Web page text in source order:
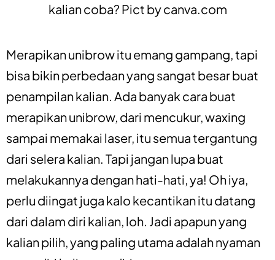
kalian coba? Pict bycanva.com
Merapikan unibrow itu emang gampang, tapi
bisa bikin perbedaan yang sangat besar buat
penampilan kalian. Ada banyak cara buat
merapikan unibrow, dari mencukur, waxing
sampai memakai laser, itu semua tergantung
dari selera kalian. Tapi jangan lupa buat
melakukannya dengan hati-hati, ya! Oh iya,
perlu diingat juga kalo kecantikan itu datang
dari dalam diri kalian, loh. Jadi apapun yang
kalian pilih, yang paling utama adalah nyaman